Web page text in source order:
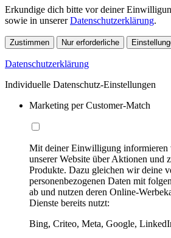
Erkundige dich bitte vor deiner
sowie in unsererDatenschutzerklärung.
Zustimmen Nur erforderliche
Datenschutzerklärung
Individuelle Datenschutz-Einstellungen
Marketing per Customer-Match
Mit deiner Einwilligung informieren
unserer Website über Aktionen und
Produkte. Dazu gleichen wir deine
personenbezogenen Daten mit
ab und nutzen deren Online-
Dienste bereits nutzt:
Bing, Criteo, Meta, Google,